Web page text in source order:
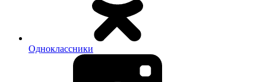
Одноклассники